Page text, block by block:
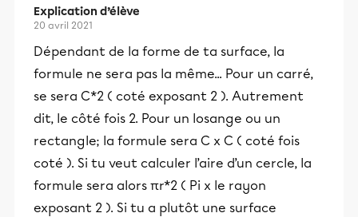
Explication d’élève
20 avril 2021
Dépendant de la forme de ta surface, la
formule ne sera pas la même... Pour un carré,
se sera C*2 ( coté exposant 2 ). Autrement
dit, le côté fois 2. Pour un losange ou un
rectangle; la formule sera C x C ( coté fois
coté ). Si tu veut calculer l’aire d’un cercle, la
formule sera alors πr*2 ( Pi x le rayon
exposant 2 ). Si tu a plutôt une surface